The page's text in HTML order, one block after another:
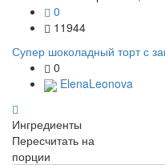
0
11944
Супер шоколадный торт с
0
ElenaLeonova
Ингредиенты
Пересчитать на
порции